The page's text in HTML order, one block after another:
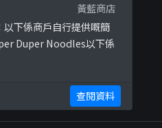
黃藍商店
下係商戶自行提供嘅簡
Duper Noodles以下係
查閱資料